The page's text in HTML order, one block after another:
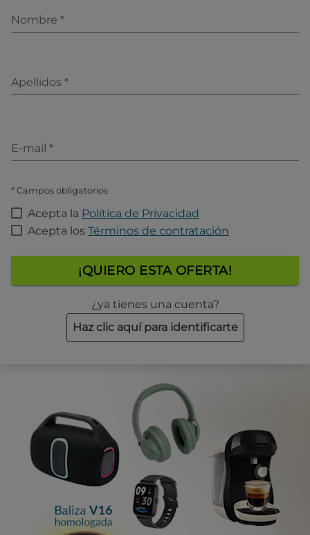
Nombre *
Apellidos *
E-mail *
* Campos obligatorios
Acepta la Política de Privacidad
Acepta los Términos de contratación
¡QUIERO ESTA OFERTA!
¿ya tienes una cuenta?
Haz clic aquí para identificarte